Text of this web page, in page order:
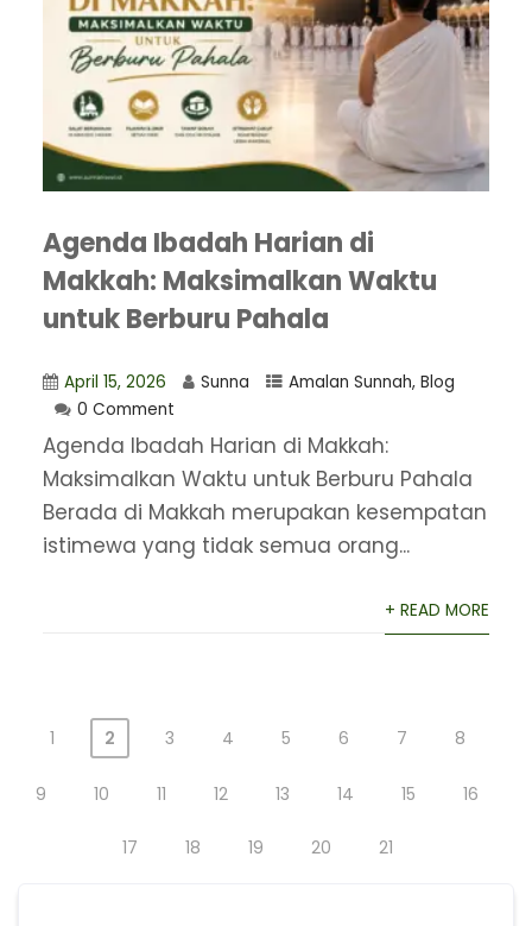
Agenda Ibadah Harian di
Makkah: Maksimalkan Waktu
untuk Berburu Pahala
April 15, 2026 Sunna Amalan Sunnah, Blog
0 Comment
Agenda Ibadah Harian di Makkah:
Maksimalkan Waktu untuk Berburu Pahala
Berada di Makkah merupakan kesempatan
istimewa yang tidak semua orang...
+ READ MORE
1 2 3 4 5 6 7 8
9 10 11 12 13 14 15 16
17 18 19 20 21